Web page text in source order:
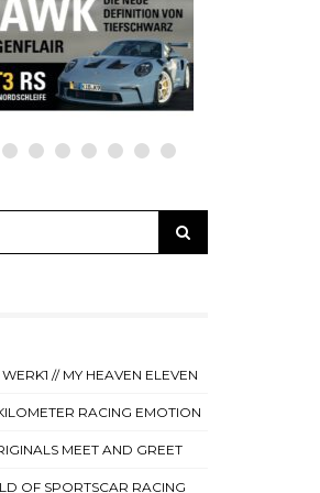
// MY HEAVEN ELEVEN
RACING EMOTION
MEET AND GREET
OF SPORTSCAR RACING